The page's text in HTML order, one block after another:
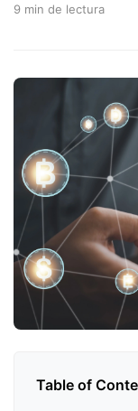
9 min de lectura
Table of